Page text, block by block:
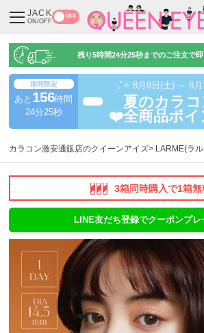
JACK
ON/OFF
OFF
残り5時間24分24秒までのご注文で
期間限定
あと 156時間
24分24秒
₊˚✧ 8月9日(土) ～ 8
夏のカラ
❤️全商品ポ
カラコン激安通販店のクイーンアイズ LARME(ラ
3箱同時購入で1箱無
LINE友だち登録でクーポンプレ